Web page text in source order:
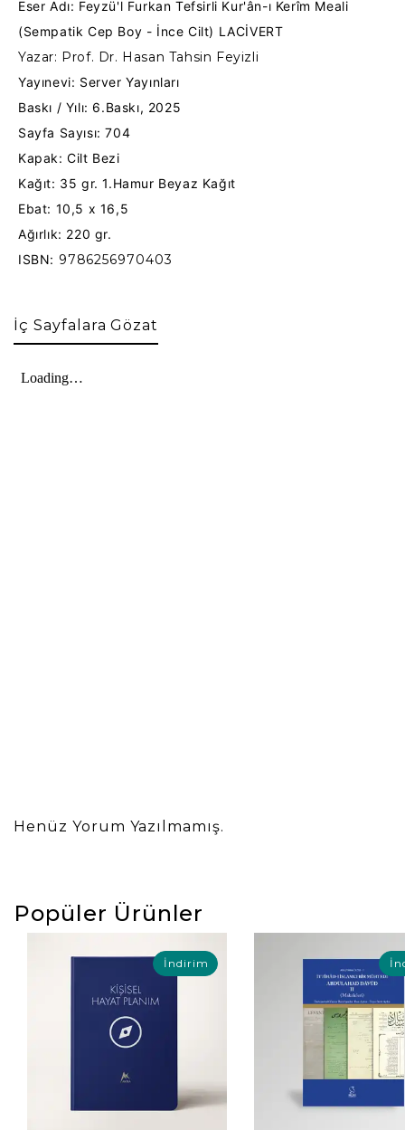
Eser Adı: Feyzü'l Furkan Tefsirli Kur'ân-ı Kerîm Meali
(Sempatik Cep Boy - İnce Cilt) LACİVERT
Yazar: Prof. Dr. Hasan Tahsin Feyizli
Yayınevi: Server Yayınları
Baskı / Yılı: 6.Baskı, 2025
Sayfa Sayısı: 704
Kapak: Cilt Bezi
Kağıt: 35 gr. 1.Hamur Beyaz Kağıt
Ebat: 10,5 x 16,5
Ağırlık: 220 gr.
ISBN: 9786256970403
İç Sayfalara Gözat
Henüz Yorum Yazılmamış.
Popüler Ürünler
İndirim